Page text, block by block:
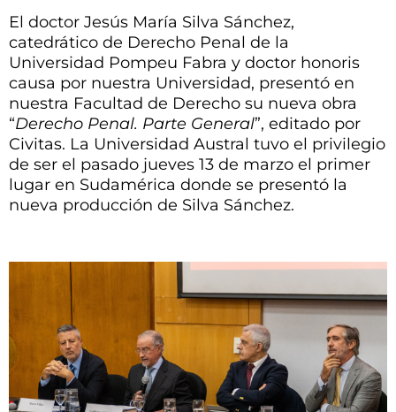
El doctor Jesús María Silva Sánchez,
catedrático de Derecho Penal de la
Universidad Pompeu Fabra y doctor honoris
causa por nuestra Universidad, presentó en
nuestra Facultad de Derecho su nueva obra
“Derecho Penal. Parte General”, editado por
Civitas. La Universidad Austral tuvo el privilegio
de ser el pasado jueves 13 de marzo el primer
lugar en Sudamérica donde se presentó la
nueva producción de Silva Sánchez.